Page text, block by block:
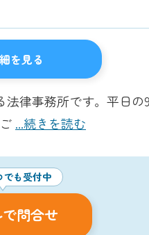
を見る
律事務所です。平日の
...続きを読む
でも受付中
問合せ